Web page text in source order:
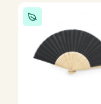
produit
a
plusieurs
variations.
Les
options